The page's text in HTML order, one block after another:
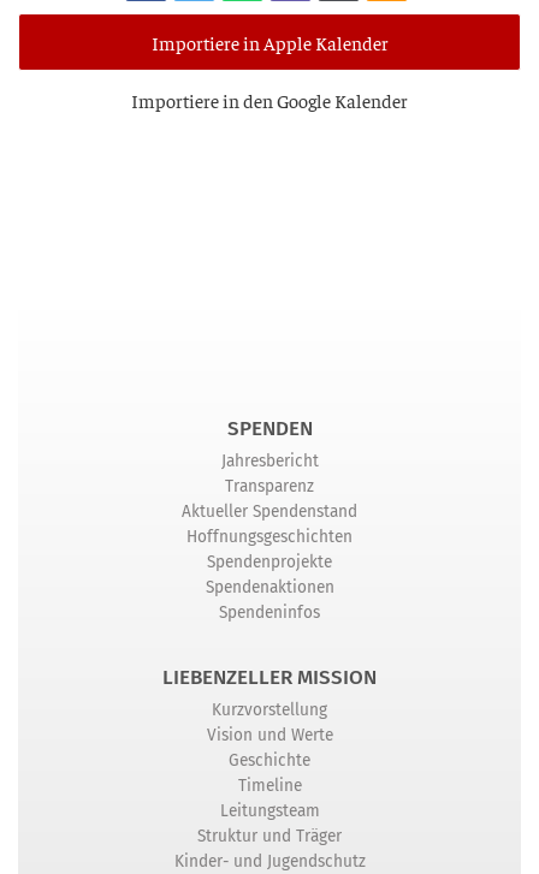
Importiere in Apple Kalender
Impor­tie­re in den Goog­le Kalender
SPENDEN
Jahresbericht
Transparenz
Aktueller Spendenstand
Hoffnungsgeschichten
Spendenprojekte
Spendenaktionen
Spendeninfos
LIEBENZELLER MISSION
Kurzvorstellung
Vision und Werte
Geschichte
Timeline
Leitungsteam
Struktur und Träger
Kinder- und Jugendschutz